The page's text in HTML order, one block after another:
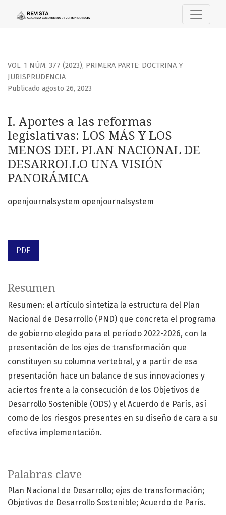
VOL. 1 NÚM. 377 (2023), PRIMERA PARTE: DOCTRINA Y
JURISPRUDENCIA
I. Aportes a las reformas
legislativas: LOS MÁS Y LOS
MENOS DEL PLAN NACIONAL DE
DESARROLLO UNA VISIÓN
PANORÁMICA
Publicado agosto 26, 2023
openjournalsystem openjournalsystem
PDF
Palabras clave
Plan Nacional de Desarrollo; ejes de transformación;
Objetivos de Desarrollo Sostenible; Acuerdo de París.
Resumen
Resumen: el artículo sintetiza la estructura del Plan
Nacional de Desarrollo (PND) que concreta el programa
de gobierno elegido para el período 2022-2026, con la
presentación de los ejes de transformación que
constituyen su columna vertebral, y a partir de esa
presentación hace un balance de sus innovaciones y
aciertos frente a la consecución de los Objetivos de
Desarrollo Sostenible (ODS) y el Acuerdo de París, así
como de los riesgos presentes en su diseño de cara a su
efectiva implementación.